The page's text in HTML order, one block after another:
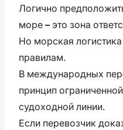
Логично
море – это зона
Но морская
правилам.
В международных
принцип
судоходной линии.
Если перевозчик